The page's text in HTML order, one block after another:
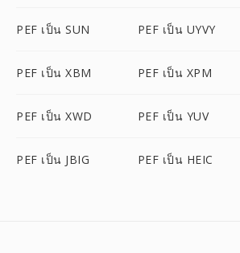
PEF เป็น SUN PEF เป็น UYVY
PEF เป็น XBM PEF เป็น XPM
PEF เป็น XWD PEF เป็น YUV
PEF เป็น JBIG PEF เป็น HEIC